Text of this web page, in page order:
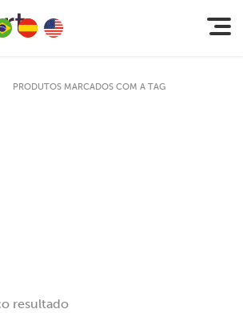
PRODUTOS MARCADOS COM A TAG
resultado